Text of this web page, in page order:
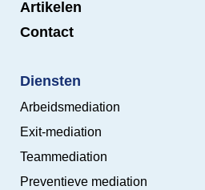
Artikelen
Contact
Diensten
Arbeidsmediation
Exit-mediation
Teammediation
Preventieve mediation